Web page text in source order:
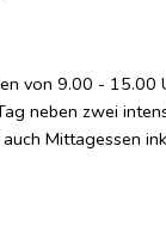
von 9.00 - 15.00
neben zwei
Mittagessen